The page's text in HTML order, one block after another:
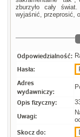
zburzyło cały
wyjaśnić, przeprosić,
Odpowiedzialność:
Hasła:
Adres
wydawniczy:
Opis fizyczny:
Uwagi:
Skocz do: